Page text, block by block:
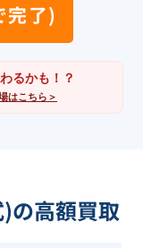
完了)
るかも！？
はこちら＞
の高額買取